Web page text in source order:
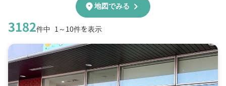
3182件中 1～10件を表示
location_on地図でみる chevron_right